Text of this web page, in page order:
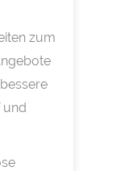
zum
und